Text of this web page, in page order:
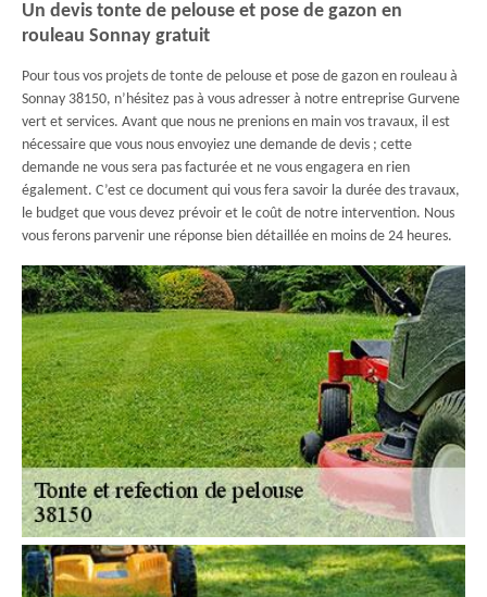
Un devis tonte de pelouse et pose de gazon en
rouleau Sonnay gratuit
Pour tous vos projets de tonte de pelouse et pose de gazon en rouleau à
Sonnay 38150, n’hésitez pas à vous adresser à notre entreprise Gurvene
vert et services. Avant que nous ne prenions en main vos travaux, il est
nécessaire que vous nous envoyiez une demande de devis ; cette
demande ne vous sera pas facturée et ne vous engagera en rien
également. C’est ce document qui vous fera savoir la durée des travaux,
le budget que vous devez prévoir et le coût de notre intervention. Nous
vous ferons parvenir une réponse bien détaillée en moins de 24 heures.